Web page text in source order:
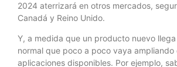
2024 aterrizará en otros mercados,
Canadá y Reino Unido.
Y, a medida que un producto nuevo
normal que poco a poco vaya ampliando
aplicaciones disponibles. Por ejemplo,